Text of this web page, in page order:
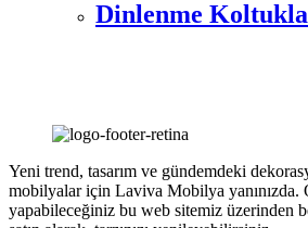
Dinlenme
Yeni trend, tasarım ve gündemdeki
mobilyalar için Laviva Mobilya yanınızda.
yapabileceğiniz bu web sitemiz üzerinden